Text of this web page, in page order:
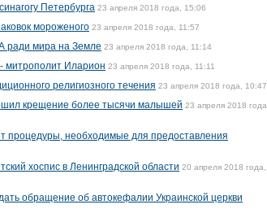
Петербурга 23 апреля 2018 года, 15:06
мороженого 23 апреля 2018 года, 11:57
ради мира на Земле 23 апреля 2018 года, 11:14
- митрополит Иларион 23 апреля 2018 года, 11:11
религиозного течения 23 апреля 2018 года, 10:47
крещение более тысячи малышей 23 апреля 2018 года,
процедуры, необходимые для предоставления
хоспис в Ленинградской области 20 апреля 2018 года,
обращение об автокефалии Украинской церкви